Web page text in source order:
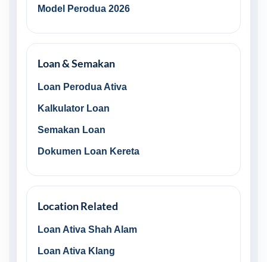
Model Perodua 2026
Loan & Semakan
Loan Perodua Ativa
Kalkulator Loan
Semakan Loan
Dokumen Loan Kereta
Location Related
Loan Ativa Shah Alam
Loan Ativa Klang